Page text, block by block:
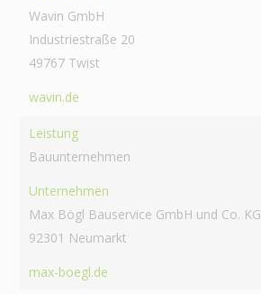
Wavin GmbH
Industriestraße 20
49767 Twist
wavin.de
Leistung
Bauunternehmen
Unternehmen
Max Bögl Bauservice GmbH und Co. KG
92301 Neumarkt
max-boegl.de